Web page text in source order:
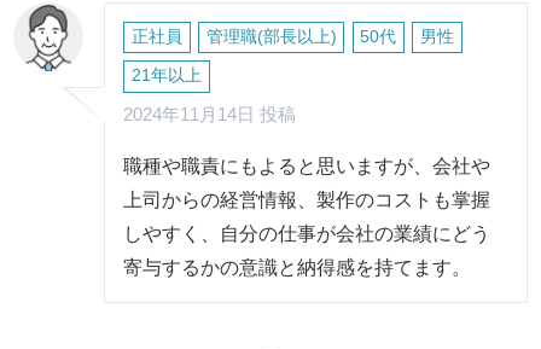
正社員 管理職(部長以上) 50代 男性
21年以上
2024年11月14日 投稿
職種や職責にもよると思いますが、会社や
上司からの経営情報、製作のコストも掌握
しやすく、自分の仕事が会社の業績にどう
寄与するかの意識と納得感を持てます。